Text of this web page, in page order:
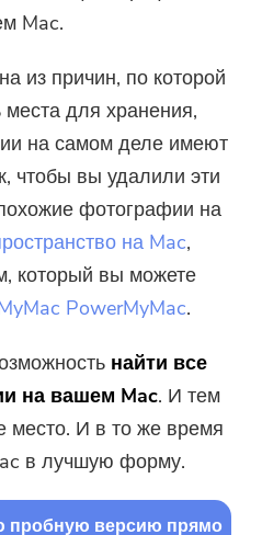
Mac.
из причин, по которой
для хранения,
на самом деле имеют
чтобы вы удалили эти
фотографии на
на Mac,
который вы можете
PowerMyMac.
найти все
на вашем Mac. И тем
место. И в то же время
в лучшую форму.
пробную версию прямо